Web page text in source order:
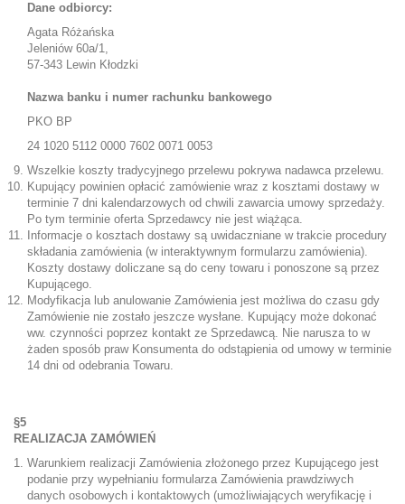
Dane odbiorcy:
Agata Różańska
Jeleniów 60a/1,
57-343 Lewin Kłodzki
Nazwa banku i numer rachunku bankowego
PKO BP
24 1020 5112 0000 7602 0071 0053
Wszelkie koszty tradycyjnego przelewu pokrywa nadawca przelewu.
Kupujący powinien opłacić zamówienie wraz z kosztami dostawy w
terminie 7 dni kalendarzowych od chwili zawarcia umowy sprzedaży.
Po tym terminie oferta Sprzedawcy nie jest wiążąca.
Informacje o kosztach dostawy są uwidaczniane w trakcie procedury
składania zamówienia (w interaktywnym formularzu zamówienia).
Koszty dostawy doliczane są do ceny towaru i ponoszone są przez
Kupującego.
Modyfikacja lub anulowanie Zamówienia jest możliwa do czasu gdy
Zamówienie nie zostało jeszcze wysłane. Kupujący może dokonać
ww. czynności poprzez kontakt ze Sprzedawcą. Nie narusza to w
żaden sposób praw Konsumenta do odstąpienia od umowy w terminie
14 dni od odebrania Towaru.
§5
REALIZACJA ZAMÓWIEŃ
Warunkiem realizacji Zamówienia złożonego przez Kupującego jest
podanie przy wypełnianiu formularza Zamówienia prawdziwych
danych osobowych i kontaktowych (umożliwiających weryfikację i